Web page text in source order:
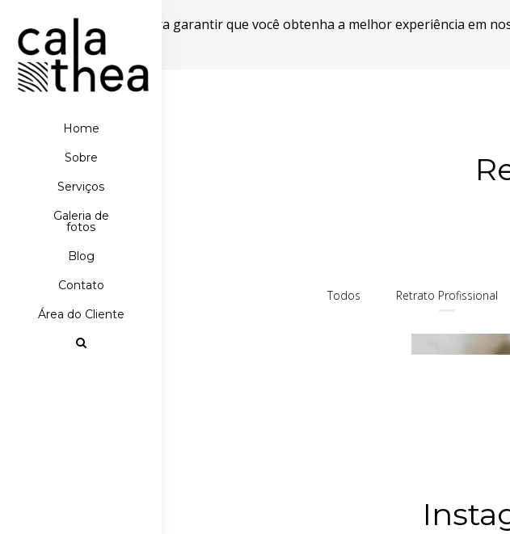
Este site usa cookies para garantir que você obtenha a melhor experiência em
Powered by WebsitePolicies
Home
Sobre
Serviços
Galeria de
fotos
Blog
Contato
Área do Cliente
Todos Retrato Profissional
Retrato